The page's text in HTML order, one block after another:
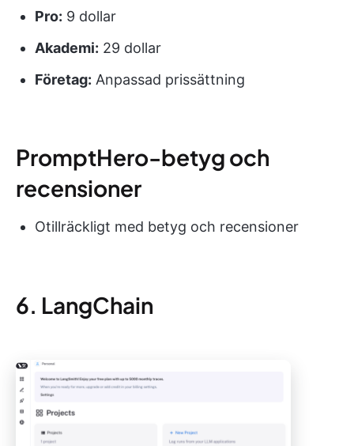
Pro: 9 dollar
Akademi: 29 dollar
Företag: Anpassad prissättning
PromptHero-betyg och
recensioner
Otillräckligt med betyg och recensioner
6. LangChain